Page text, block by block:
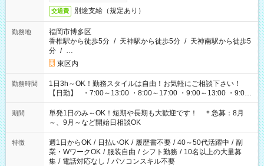
交通費 別途支給（規定あり）
勤務地
福岡市博多区
香椎駅から徒歩5分 / 天神駅から徒歩5分 / 天神南駅から徒歩5
分 / …
東区内
勤務時間
1日3h～OK！勤務スタイルは自由！お気軽にご相談下さい！
【日勤】 ・7:00～13:00 ・8:00～17:00 ・9:00～13:00 ・9:00
～18:00 ・10:00～19:00 ・13:00～18:00 ・15:00～20:00 ・
16:00～19:00 【夜勤】 ・17:00～21:00 ・18:00～23:00 ・
21:00～翌6:00 ・23:00～翌8:00 など（他時間多数あり！）
期間
単発1日のみ～OK！短期や長期も大歓迎です！ ＊急募：8月
～、9月～など開始日相談OK
特徴 週1日からOK / 日払いOK / 履歴書不要 / 40～50代活躍中 / 副
業・WワークOK / 服装自由 / シフト勤務 / 10名以上の大量募
集 / 電話対応なし / パソコンスキル不要